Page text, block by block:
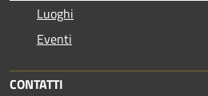
Luoghi
Eventi
CONTATTI